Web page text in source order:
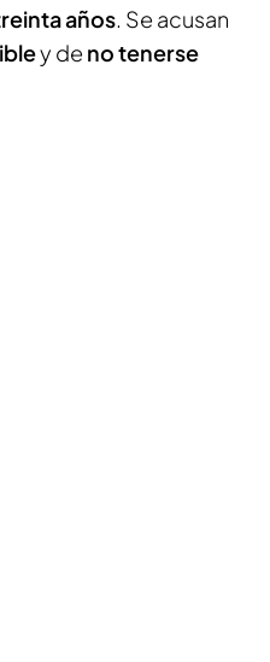
años. Se acusan
y de no tenerse